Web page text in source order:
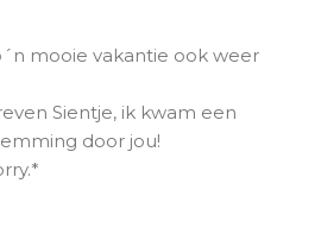
mooie vakantie ook weer
Sientje, ik kwam een
door jou!